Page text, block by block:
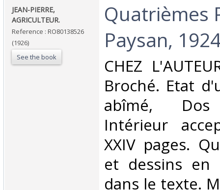
‎JEAN-PIERRE,
AGRICULTEUR.‎
Reference : RO80138526
(1926)
See the book
‎Quatrièmes
Paysan,
‎CHEZ
Broché. Etat
abîmé, Dos
Intérieur
XXIV pages.
et dessins
dans le texte.